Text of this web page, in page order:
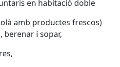
en habitació doble
amb productes frescos)
berenar i sopar,